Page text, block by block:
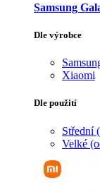
Samsung
Dle výrobce
Xiaomi
Dle použití
Střední
Velké